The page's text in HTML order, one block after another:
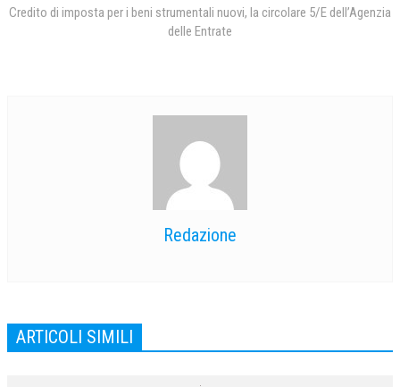
MATERIALE DIDATTICO
Credito di imposta per i beni strumentali nuovi, la circolare 5/E dell’Agenzia
delle Entrate
Redazione
ARTICOLI SIMILI